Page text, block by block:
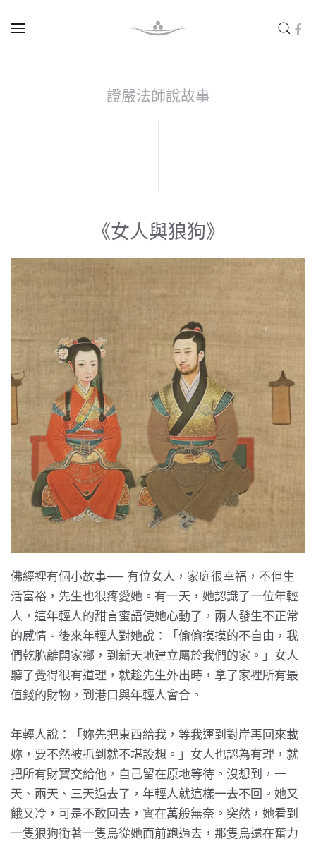
證嚴法師說故事
《女人與狼狗》
佛經裡有個小故事── 有位女人，家庭很幸福，不但生
活富裕，先生也很疼愛她。有一天，她認識了一位年輕
人，這年輕人的甜言蜜語使她心動了，兩人發生不正常
的感情。後來年輕人對她說：「偷偷摸摸的不自由，我
們乾脆離開家鄉，到新天地建立屬於我們的家。」女人
聽了覺得很有道理，就趁先生外出時，拿了家裡所有最
值錢的財物，到港口與年輕人會合。
年輕人說：「妳先把東西給我，等我運到對岸再回來載
妳，要不然被抓到就不堪設想。」女人也認為有理，就
把所有財寶交給他，自己留在原地等待。沒想到，一
天、兩天、三天過去了，年輕人就這樣一去不回。她又
餓又冷，可是不敢回去，實在萬般無奈。突然，她看到
一隻狼狗銜著一隻鳥從她面前跑過去，那隻鳥還在奮力